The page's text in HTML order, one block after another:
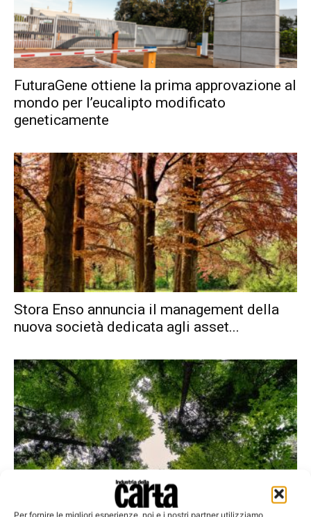
Per fornire le migliori esperienze, noi e i nostri partner utilizziamo
FuturaGene ottiene la prima approvazione al
mondo per l’eucalipto modificato
geneticamente
Stora Enso annuncia il management della
nuova società dedicata agli asset...